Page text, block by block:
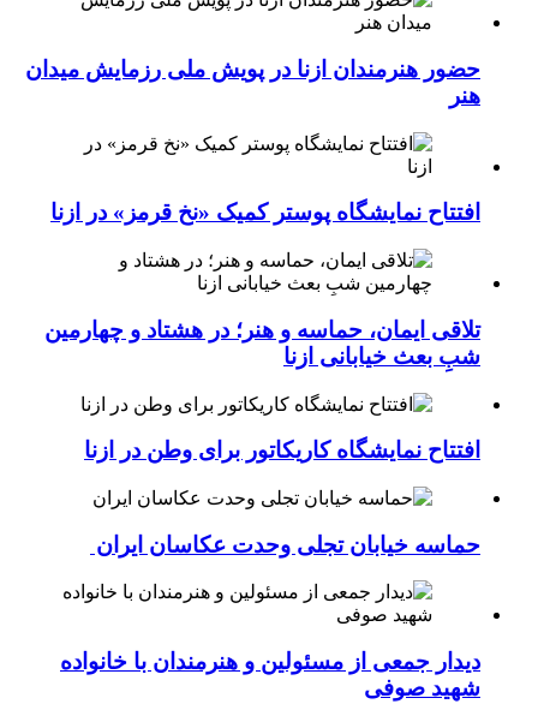
حضور هنرمندان ازنا در پویش ملی رزمایش میدان
هنر
افتتاح نمایشگاه پوستر کمیک «نخ قرمز» در ازنا
تلاقی ایمان، حماسه و هنر؛ در هشتاد و چهارمین
شبِ بعث خیابانی ازنا
افتتاح نمایشگاه کاریکاتور برای وطن در ازنا
حماسه خیابان تجلی وحدت عکاسان ایران
دیدار جمعی از مسئولین و هنرمندان با خانواده
شهید صوفی